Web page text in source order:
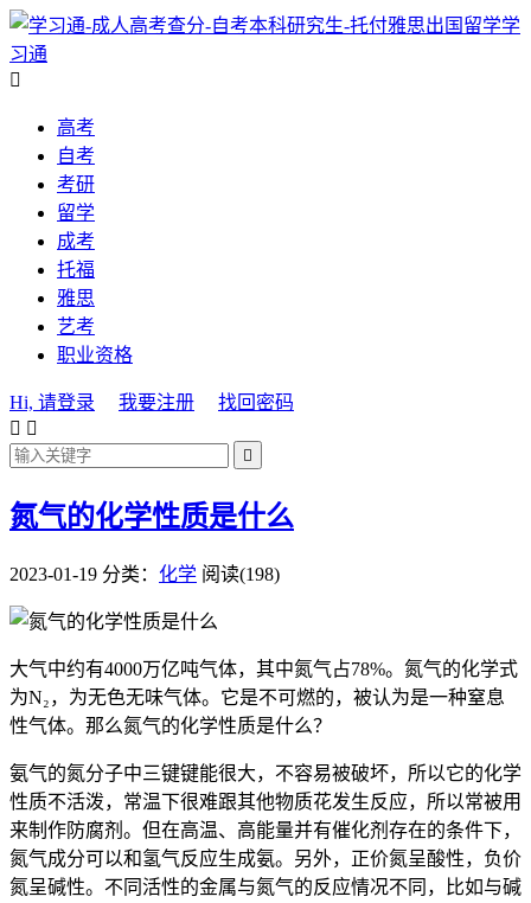
学
习通

高考
自考
考研
留学
成考
托福
雅思
艺考
职业资格
Hi, 请登录 我要注册
找回密码
 

氮气的化学性质是什么
2023-01-19 分类： 化学 阅读(198)
大气中约有4000万亿吨气体，其中氮气占78%。氮气的化学式
为N₂，为无色无味气体。它是不可燃的，被认为是一种窒息
性气体。那么氮气的化学性质是什么？
氨气的氮分子中三键键能很大，不容易被破坏，所以它的化学
性质不活泼，常温下很难跟其他物质花发生反应，所以常被用
来制作防腐剂。但在高温、高能量并有催化剂存在的条件下，
氮气成分可以和氢气反应生成氨。另外，正价氮呈酸性，负价
氮呈碱性。不同活性的金属与氮气的反应情况不同，比如与碱